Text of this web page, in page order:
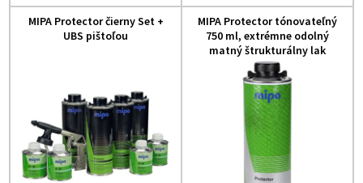
MIPA Protector čierny Set +
UBS pištoľou
MIPA Protector tónovateľný
750 ml, extrémne odolný
matný štrukturálny lak